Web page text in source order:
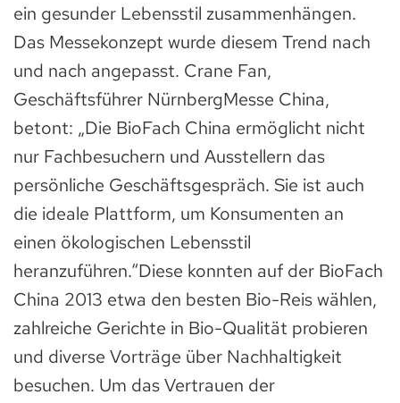
ein gesunder Lebensstil zusammenhängen.
Das Messekonzept wurde diesem Trend nach
und nach angepasst. Crane Fan,
Geschäftsführer NürnbergMesse China,
betont: „Die BioFach China ermöglicht nicht
nur Fachbesuchern und Ausstellern das
persönliche Geschäftsgespräch. Sie ist auch
die ideale Plattform, um Konsumenten an
einen ökologischen Lebensstil
heranzuführen.“Diese konnten auf der BioFach
China 2013 etwa den besten Bio-Reis wählen,
zahlreiche Gerichte in Bio-Qualität probieren
und diverse Vorträge über Nachhaltigkeit
besuchen. Um das Vertrauen der